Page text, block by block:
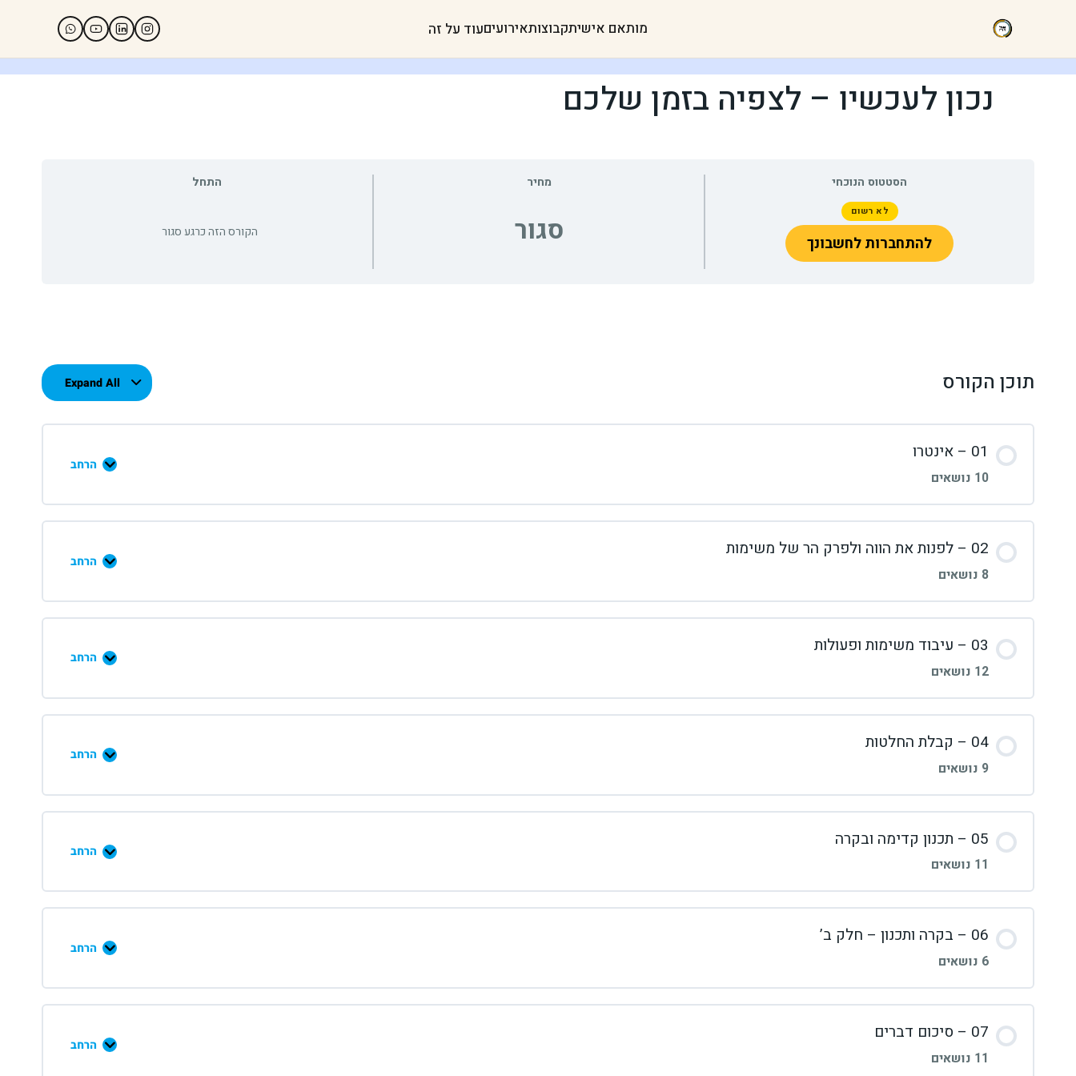
מותאם אישיתקבוצותאירועיםעוד על זה
נכון לעכשיו – לצפיה בזמן שלכם
הסטטוס הנוכחי
לא רשום
להתחברות לחשבונך
מחיר
סגור
התחל
הקורס הזה כרגע סגור
תוכן הקורס Expand All
01 – אינטרו
10 נושאים
הרחב
02 – לפנות את הווה ולפרק הר של משימות
8 נושאים
הרחב
03 – עיבוד משימות ופעולות
12 נושאים
הרחב
04 – קבלת החלטות
9 נושאים
הרחב
05 – תכנון קדימה ובקרה
11 נושאים
הרחב
06 – בקרה ותכנון – חלק ב’
6 נושאים
הרחב
07 – סיכום דברים
11 נושאים
הרחב